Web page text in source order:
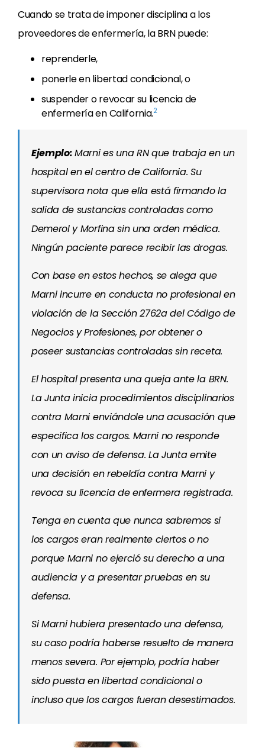
Cuando se trata de imponer disciplina a los
proveedores de enfermería, la BRN puede:
reprenderle,
ponerle en libertad condicional, o
suspender o revocar su licencia de
enfermería en California.2
Ejemplo:Marni es una RN que trabaja en un
hospital en el centro de California. Su
supervisora nota que ella está firmando la
salida de sustancias controladas como
Demerol y Morfina sin una orden médica.
Ningún paciente parece recibir las drogas.
Con base en estos hechos, se alega que
Marni incurre en conducta no profesional en
violación de la Sección 2762a del Código de
Negocios y Profesiones, por obtener o
poseer sustancias controladas sin receta.
El hospital presenta una queja ante la BRN.
La Junta inicia procedimientos disciplinarios
contra Marni enviándole una acusación que
especifica los cargos. Marni no responde
con un aviso de defensa. La Junta emite
una decisión en rebeldía contra Marni y
revoca su licencia de enfermera registrada.
Tenga en cuenta que nunca sabremos si
los cargos eran realmente ciertos o no
porque Marni no ejerció su derecho a una
audiencia y a presentar pruebas en su
defensa.
Si Marni hubiera presentado una defensa,
su caso podría haberse resuelto de manera
menos severa. Por ejemplo, podría haber
sido puesta en libertad condicional o
incluso que los cargos fueran desestimados.